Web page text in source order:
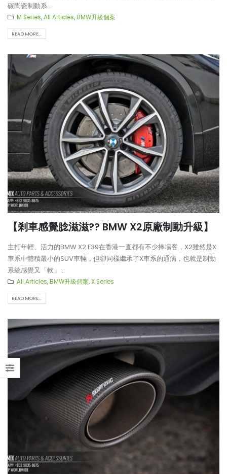
碳陶瓷制動系...
M Series,All Articles,BMW升級個案
READ MORE...
【剎車感覺腍滋滋?? BMW X2原廠制動升級】
主打年輕、活力的BMW X2 F39在香港一直都有不少捧場客，X2雖然是X
車系中體積最小的SUV車輛，但卻同樣繼承了X車系的通病，也就是制動
系統感覺又「軟」...
All Articles,BMW升級個案,X Series
READ MORE...